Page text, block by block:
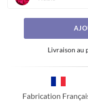
Livraison au
Fabrication